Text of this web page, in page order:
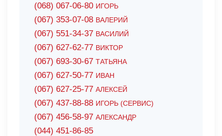
(068) 067-06-80 ИГОРЬ
(067) 353-07-08 ВАЛЕРИЙ
(067) 551-34-37 ВАСИЛИЙ
(067) 627-62-77 ВИКТОР
(067) 693-30-67 ТАТЬЯНА
(067) 627-50-77 ИВАН
(067) 627-25-77 АЛЕКСЕЙ
(067) 437-88-88 ИГОРЬ (СЕРВИС)
(067) 456-58-97 АЛЕКСАНДР
(044) 451-86-85